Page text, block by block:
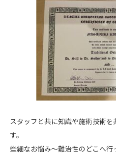
スタッフと共に知識や施術技術
す。
些細なお悩み〜難治性のどこへ